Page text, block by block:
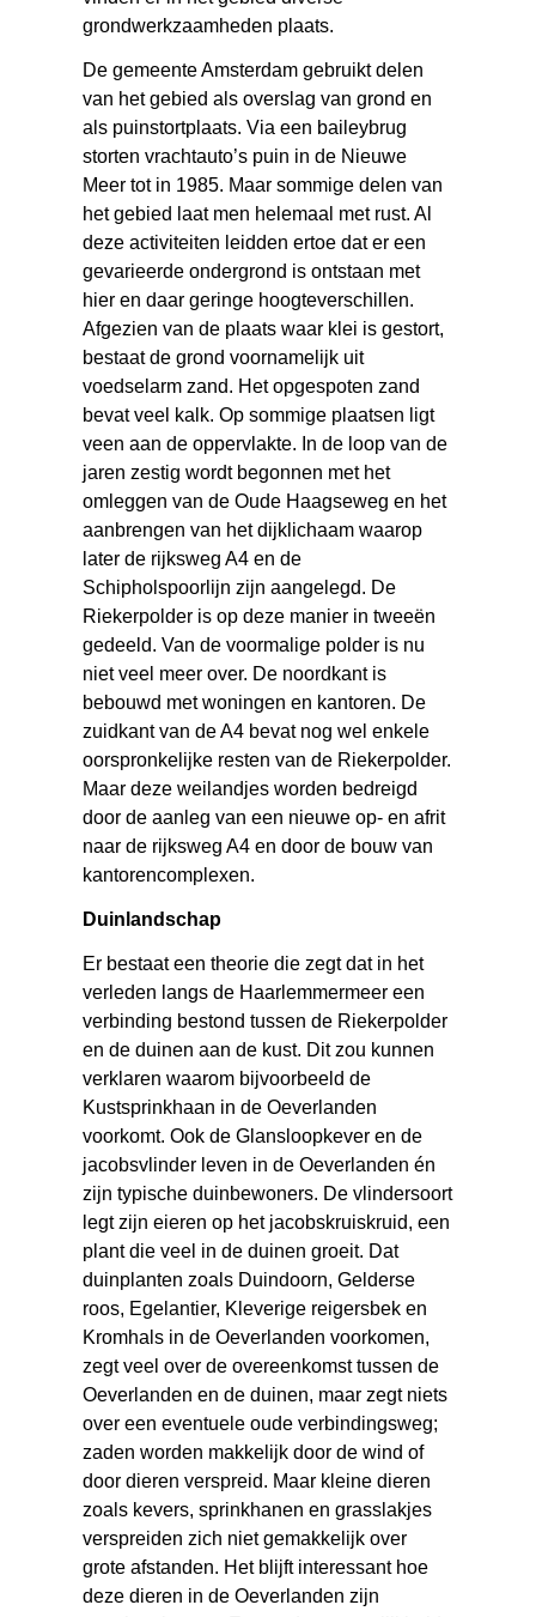
grondwerkzaamheden plaats.
De gemeente Amsterdam gebruikt delen
van het gebied als overslag van grond en
als puinstortplaats. Via een baileybrug
storten vrachtauto’s puin in de Nieuwe
Meer tot in 1985. Maar sommige delen van
het gebied laat men helemaal met rust. Al
deze activiteiten leidden ertoe dat er een
gevarieerde ondergrond is ontstaan met
hier en daar geringe hoogteverschillen.
Afgezien van de plaats waar klei is gestort,
bestaat de grond voornamelijk uit
voedselarm zand. Het opgespoten zand
bevat veel kalk. Op sommige plaatsen ligt
veen aan de oppervlakte. In de loop van de
jaren zestig wordt begonnen met het
omleggen van de Oude Haagseweg en het
aanbrengen van het dijklichaam waarop
later de rijksweg A4 en de
Schipholspoorlijn zijn aangelegd. De
Riekerpolder is op deze manier in tweeën
gedeeld. Van de voormalige polder is nu
niet veel meer over. De noordkant is
bebouwd met woningen en kantoren. De
zuidkant van de A4 bevat nog wel enkele
oorspronkelijke resten van de Riekerpolder.
Maar deze weilandjes worden bedreigd
door de aanleg van een nieuwe op- en afrit
naar de rijksweg A4 en door de bouw van
kantorencomplexen.
Duinlandschap
Er bestaat een theorie die zegt dat in het
verleden langs de Haarlemmermeer een
verbinding bestond tussen de Riekerpolder
en de duinen aan de kust. Dit zou kunnen
verklaren waarom bijvoorbeeld de
Kustsprinkhaan in de Oeverlanden
voorkomt. Ook de Glansloopkever en de
jacobsvlinder leven in de Oeverlanden én
zijn typische duinbewoners. De vlindersoort
legt zijn eieren op het jacobskruiskruid, een
plant die veel in de duinen groeit. Dat
duinplanten zoals Duindoorn, Gelderse
roos, Egelantier, Kleverige reigersbek en
Kromhals in de Oeverlanden voorkomen,
zegt veel over de overeenkomst tussen de
Oeverlanden en de duinen, maar zegt niets
over een eventuele oude verbindingsweg;
zaden worden makkelijk door de wind of
door dieren verspreid. Maar kleine dieren
zoals kevers, sprinkhanen en grasslakjes
verspreiden zich niet gemakkelijk over
grote afstanden. Het blijft interessant hoe
deze dieren in de Oeverlanden zijn